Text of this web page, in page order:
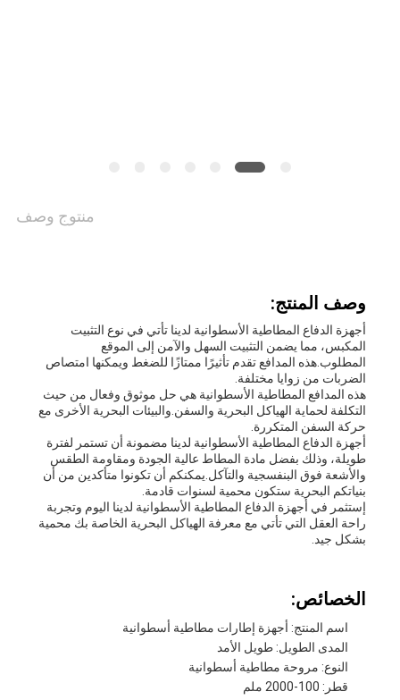
الموقع
PRIVACY
POLICY
منتوج وصف
وصف المنتج:
أجهزة الدفاع المطاطية الأسطوانية لدينا تأتي في نوع التثبيت
المكبس، مما يضمن التثبيت السهل والآمن إلى الموقع
المطلوب.هذه المدافع تقدم تأثيرًا ممتازًا للضغط ويمكنها امتصاص
الضربات من زوايا مختلفة.
هذه المدافع المطاطية الأسطوانية هي حل موثوق وفعال من حيث
التكلفة لحماية الهياكل البحرية والسفن.والبيئات البحرية الأخرى مع
حركة السفن المتكررة.
أجهزة الدفاع المطاطية الأسطوانية لدينا مضمونة أن تستمر لفترة
طويلة، وذلك بفضل مادة المطاط عالية الجودة ومقاومة الطقس
والأشعة فوق البنفسجية والتآكل.يمكنكم أن تكونوا متأكدين من أن
بنياتكم البحرية ستكون محمية لسنوات قادمة.
إستثمر في أجهزة الدفاع المطاطية الأسطوانية لدينا اليوم وتجربة
راحة العقل التي تأتي مع معرفة الهياكل البحرية الخاصة بك محمية
بشكل جيد.
الخصائص:
اسم المنتج: أجهزة إطارات مطاطية أسطوانية
المدى الطويل: طويل الأمد
النوع: مروحة مطاطية أسطوانية
قطر: 100-2000 ملم